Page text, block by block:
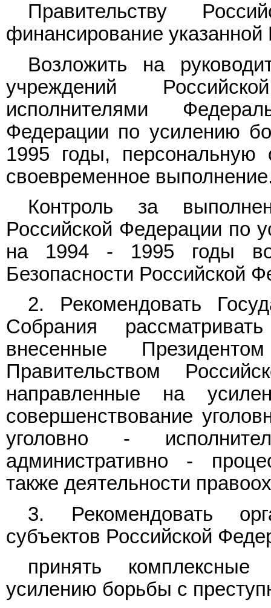
Правительству
финансирование
Возложить на
учреждений
исполнителями
Федерации по усилению
1995 годы, персональную
своевременное
Контроль за
Российской Федерации по
на 1994 - 1995 годы
Безопасности Российской
2. Рекомендовать
Собрания
внесенные
Правительством
направленные на
совершенствование
уголовно -
административно -
также деятельности
3. Рекомендовать
субъектов Российской
принять
усилению борьбы с